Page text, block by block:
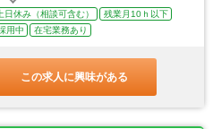
日休み（相談可含む）
残業月10ｈ以下
用中 在宅業務あり
この求人に興味がある